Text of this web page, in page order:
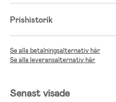
Prishistorik
Se alla betalningsalternativ här
Se alla leveransalternativ här
Senast visade